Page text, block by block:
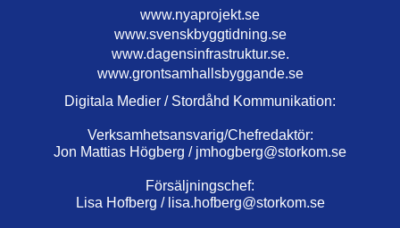
www.nyaprojekt.se
www.svenskbyggtidning.se
www.dagensinfrastruktur.se.
www.grontsamhallsbyggande.se
Digitala Medier / Stordåhd Kommunikation:
Verksamhetsansvarig/Chefredaktör:
Jon Mattias Högberg / jmhogberg@storkom.se
Försäljningschef:
Lisa Hofberg / lisa.hofberg@storkom.se